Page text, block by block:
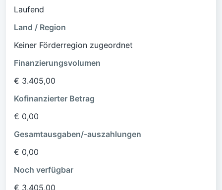
Laufend
Land / Region
Keiner Förderregion zugeordnet
Finanzierungsvolumen
€ 3.405,00
Kofinanzierter Betrag
€ 0,00
Gesamtausgaben/-auszahlungen
€ 0,00
Noch verfügbar
€ 3.405,00